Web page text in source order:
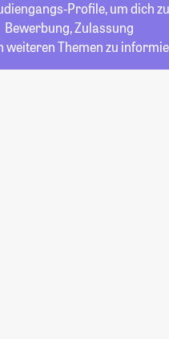
Profile, um dich
Bewerbung, Zulassung
weiteren Themen zu